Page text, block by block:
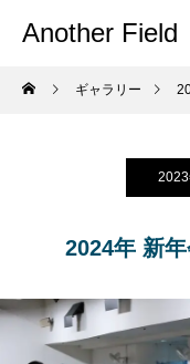
Another Field
ギャラリー
2024年 新